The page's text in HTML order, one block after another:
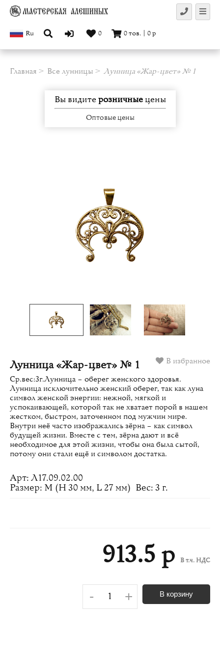
Ru 0 0тов. 0р
Главная Все лунницы Лунница «Жар-цвет» № 1
Вы видитерозничныецены
Оптовые цены
В избранное
Лунница «Жар-цвет» № 1
Ср.вес:3г.Лунница – оберег женского здоровья.
Лунница исключительно женский оберег, так как луна
символ женской энергии: нежной, мягкой и
успокаивающей, которой так не хватает порой в нашем
жестком, быстром, заточенном под мужчин мире.
Внутри неё часто изображались зёрна – как символ
будущей жизни. Вместе с тем, зёрна дают и всё
необходимое для этой жизни, чтобы она была сытой,
потому они стали ещё и символом достатка.
Арт: Л17.09.02.00
Размер: M (H 30 мм, L 27 мм) Вес: 3 г.
913.5 р В т.ч. НДС
- + В корзину